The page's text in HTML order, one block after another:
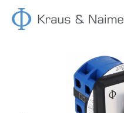
Bildergalerie überspringen